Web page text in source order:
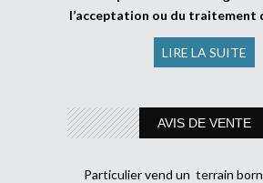
l’acceptation ou du traitement
LIRE LA SUITE
AVIS DE VENTE
Particulier vend un terrain